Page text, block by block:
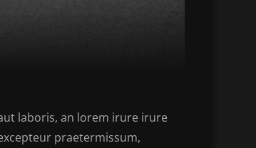
laboris, an lorem irure irure
praetermissum,